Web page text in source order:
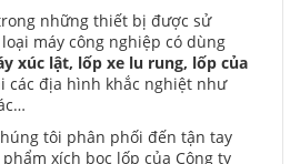
những thiết bị được sử
máy công nghiệp có dùng
xúc lật, lốp xe lu rung, lốp của
các địa hình khắc nghiệt như
tôi phân phối đến tận tay
xích bọc lốp của Công ty